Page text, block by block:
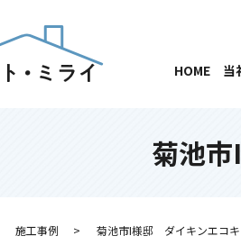
HOME 当
菊池
施工事例 菊池市I様邸 ダイキンエコキ